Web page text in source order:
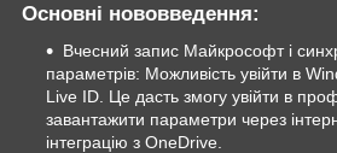
Основні нововведення:
Вчесний запис Майкрософт і
параметрів: Можливість увійти в
Live ID. Це дасть змогу увійти в
завантажити параметри через
інтеграцію з OneDrive.